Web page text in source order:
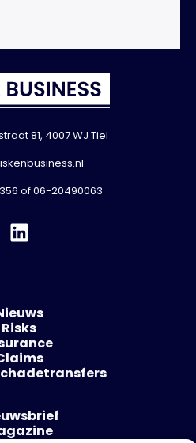
81, 4007 WJ Tiel
of06-20490063
Risks